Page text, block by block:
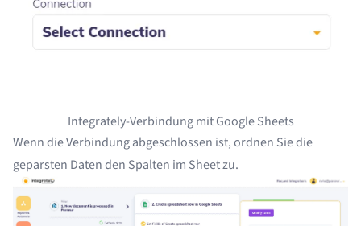
Integrately-Verbindung mit Google Sheets
Wenn die Verbindung abgeschlossen ist, ordnen Sie die
geparsten Daten den Spalten im Sheet zu.